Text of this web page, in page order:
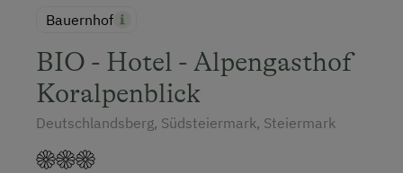
Bauernhof
BIO - Hotel - Alpengasthof
Koralpenblick
Deutschlandsberg, Südsteiermark, Steiermark